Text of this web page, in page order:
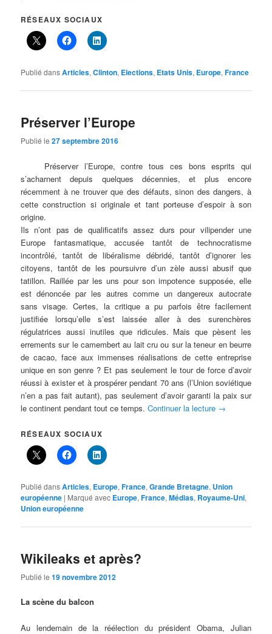
RÉSEAUX SOCIAUX
Publié dansArticles,Clinton, Elections, Etats Unis, Europe,France
Préserver l’Europe
Publié le27 septembre 2016
Préserver l’Europe, contre tous ces bons esprits qui
s’acharnent depuis quelques décennies, et plus encore
récemment à ne trouver que des défauts, sinon des dangers, à
cette construction si originale et tant porteuse d’espoir à son
origine.
Ils n’ont pas de qualificatifs assez durs pour vilipender une
Europe fantasmatique, accusée tantôt de technocratisme
incontrôlé, tantôt de libéralisme débridé, tantôt d’ignorer les
citoyens, tantôt de les poursuivre d’un zèle aussi abusif que
tatillon. Raillée par les uns pour son impotence supposée, elle
est dénoncée par les autres comme un dangereux autocrate
sans visage. Certes, la critique a pu parfois être facilement
justifiée lorsqu’elle s’est laissée aller à des surenchères
régulatrices aussi inutiles que ridicules. Mais que pèsent les
errements sur le camembert au lait cru ou sur la teneur en beurre
de cacao, face aux immenses réalisations de cette entreprise
unique en son genre ? Et pas seulement le tour de force d’avoir
réussi à exister et à prospérer pendant 70 ans (l’Union soviétique
n’en a pas fait autant), pas seulement d’avoir garanti la paix sur
le continent pendant tout ce temps.Continuer la lecture →
RÉSEAUX SOCIAUX
Publié dansArticles, Europe,France,Grande Bretagne, Union
européenne | Marqué avec Europe,France,Médias, Royaume-Uni,
Union européenne
Wikileaks et après?
Publié le19 novembre 2012
La scène du balcon
Au lendemain de la réélection du président Obama, Julian